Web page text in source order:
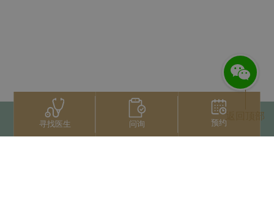
寻找医生 问询 预约
返回顶部